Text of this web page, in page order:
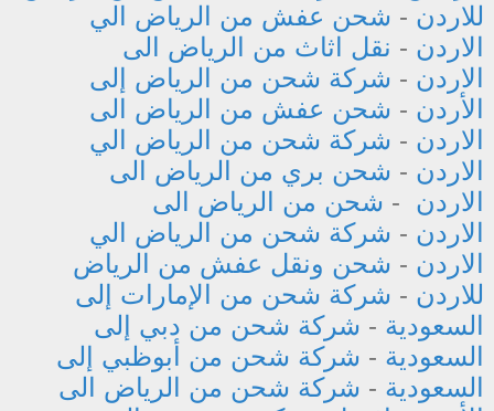
للاردن - شحن عفش من الرياض الي
الاردن - نقل اثاث من الرياض الى
الاردن - شركة شحن من الرياض إلى
الأردن - شحن عفش من الرياض الى
الاردن - شركة شحن من الرياض الي
الاردن - شحن بري من الرياض الى
الاردن - شحن من الرياض الى
الاردن - شركة شحن من الرياض الي
الاردن - شحن ونقل عفش من الرياض
للاردن - شركة شحن من الإمارات إلى
السعودية - شركة شحن من دبي إلى
السعودية - شركة شحن من أبوظبي إلى
السعودية - شركة شحن من الرياض الى